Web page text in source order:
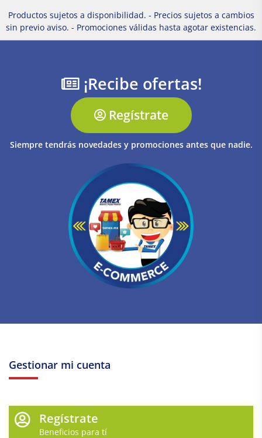
Productos sujetos a disponibilidad. - Precios sujetos a cambios
sin previo aviso. - Promociones válidas hasta agotar existencias.
¡Recibe ofertas!
Regístrate
Siempre tendrás novedades y promociones antes que nadie.
Gestionar mi cuenta
Regístrate
Beneficios para tí